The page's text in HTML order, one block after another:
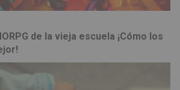
de la vieja escuela ¡Cómo los